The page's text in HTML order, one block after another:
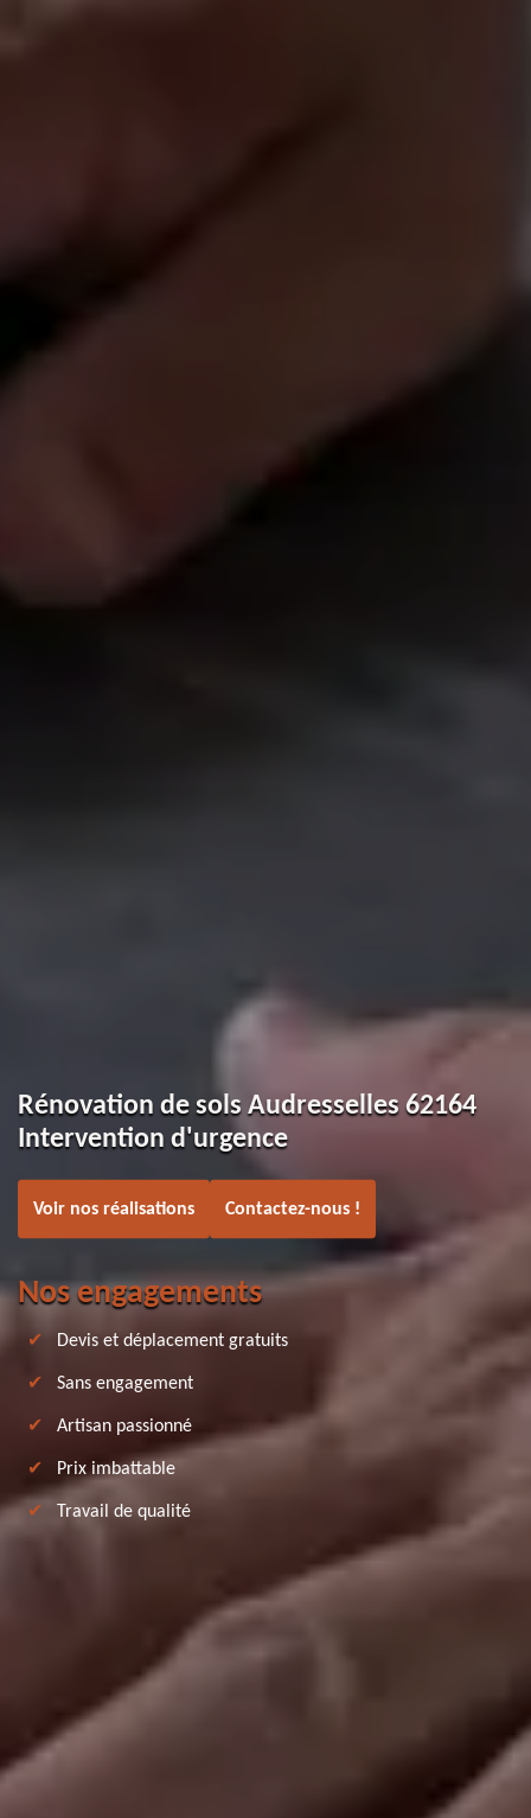
Rénovation de sols Audresselles 62164
Intervention d'urgence
Voir nos réalisations Contactez-nous !
Nos engagements
Devis et déplacement gratuits
Sans engagement
Artisan passionné
Prix imbattable
Travail de qualité